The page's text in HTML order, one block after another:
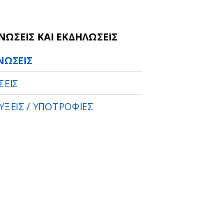
ΚΑΙ ΕΚΔΗΛΩΣΕΙΣ
/ ΥΠΟΤΡΟΦΙΕΣ